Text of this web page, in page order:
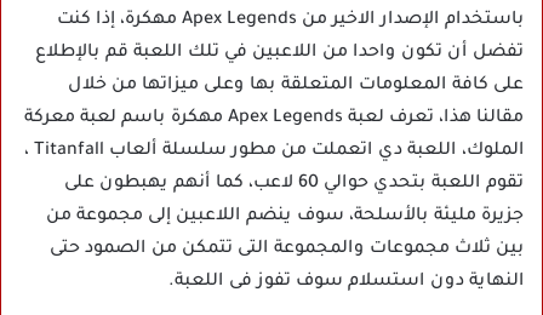
باستخدام الإصدار الاخير من Apex Legends مهكرة، إذا كنت
تفضل أن تكون واحدا من اللاعبين في تلك اللعبة قم بالإطلاع
على كافة المعلومات المتعلقة بها وعلى ميزاتها من خلال
مقالنا هذا، تعرف لعبة Apex Legends مهكرة باسم لعبة معركة
الملوك، اللعبة دي اتعملت من مطور سلسلة ألعاب Titanfall ،
تقوم اللعبة بتحدي حوالي 60 لاعب، كما أنهم يهبطون على
جزيرة مليئة بالأسلحة، سوف ينضم اللاعبين إلى مجموعة من
بين ثلاث مجموعات والمجموعة التى تتمكن من الصمود حتى
النهاية دون استسلام سوف تفوز فى اللعبة.